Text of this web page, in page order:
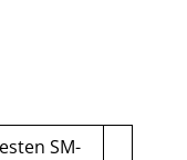
SM-